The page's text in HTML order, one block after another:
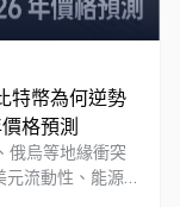
特幣為何逆勢
格預測
俄烏等地緣衝突
流動性、能源價
的價格情境預